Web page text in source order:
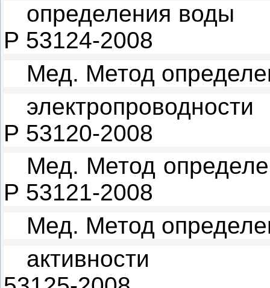
определения воды
Р 53124-2008
Мед. Метод
электропроводности
Р 53120-2008
Мед. Метод
Р 53121-2008
Мед. Метод
активности